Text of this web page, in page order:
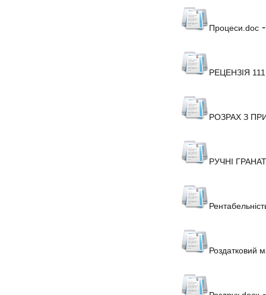
Процеси.doc
РЕЦЕНЗІЯ
РОЗРАХ З
РУЧНІ
Роздатковий